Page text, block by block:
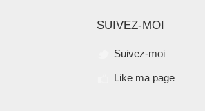
SUIVEZ-MOI
Suivez-moi
Like ma page